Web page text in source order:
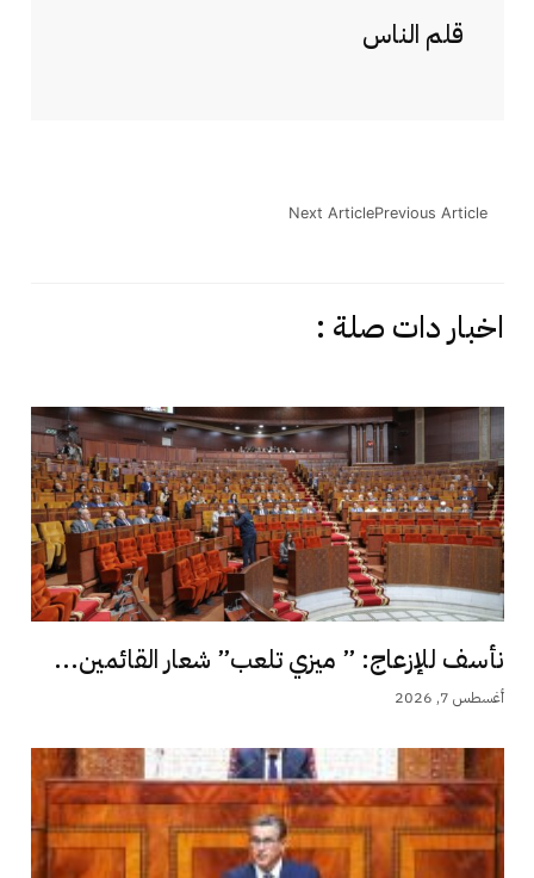
قلم الناس
Previous Article
Next Article
اخبار دات صلة :
نأسف للإزعاج: ” ميزي تلعب” شعار القائمين...
أغسطس 7, 2026